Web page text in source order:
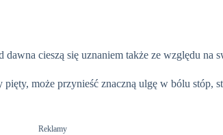
cieszą się uznaniem także ze względu na
może przynieść znaczną ulgę w bólu stóp,
Reklamy